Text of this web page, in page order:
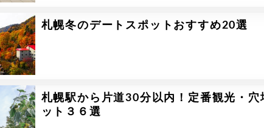
札幌冬のデートスポットおすすめ20選
札幌駅から片道30分以内！定番観光・穴
ット３６選